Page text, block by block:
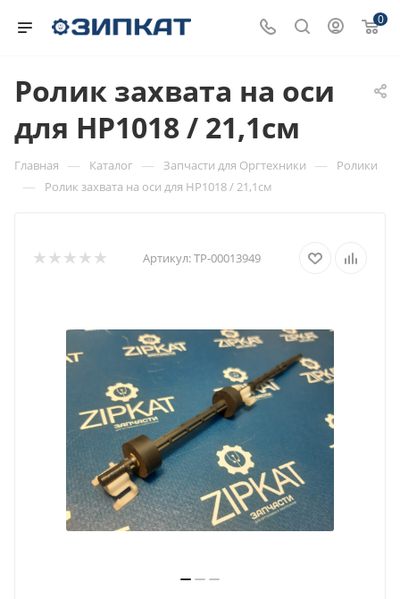
0
Ролик захвата на оси
для HP1018 / 21,1см
Главная — Каталог — Запчасти для Оргтехники — Ролики
— Ролик захвата на оси для HP1018 / 21,1см
Артикул:ТР-00013949